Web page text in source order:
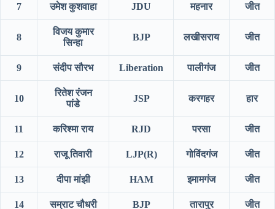
7 उमेश कुशवाहा JDU महनार जीत
8
विजय कुमार
सिन्हा
BJP लखीसराय जीत
9 संदीप सौरभ Liberation पालीगंज जीत
10
रितेश रंजन
पांडे
JSP करगहर हार
11 करिश्मा राय RJD परसा जीत
12 राजू तिवारी LJP(R) गोविंदगंज जीत
13 दीपा मांझी HAM इमामगंज जीत
14 सम्राट चौधरी BJP तारापुर जीत